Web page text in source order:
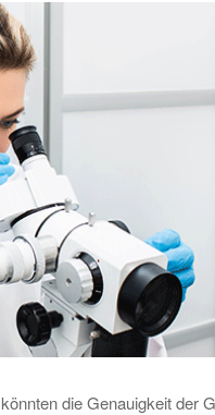
die Genauigkeit der